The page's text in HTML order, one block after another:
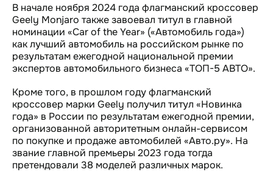
В начале ноября 2024 года флагманский кроссовер
Geely Monjaro также завоевал титул в главной
номинации «Car of the Year» («Автомобиль года»)
как лучший автомобиль на российском рынке по
результатам ежегодной национальной премии
экспертов автомобильного бизнеса «ТОП-5 АВТО».
Кроме того, в прошлом году флагманский
кроссовер марки Geely получил титул «Новинка
года» в России по результатам ежегодной премии,
организованной авторитетным онлайн-сервисом
по покупке и продаже автомобилей «Авто.ру». На
звание главной премьеры 2023 года тогда
претендовали 38 моделей различных марок.